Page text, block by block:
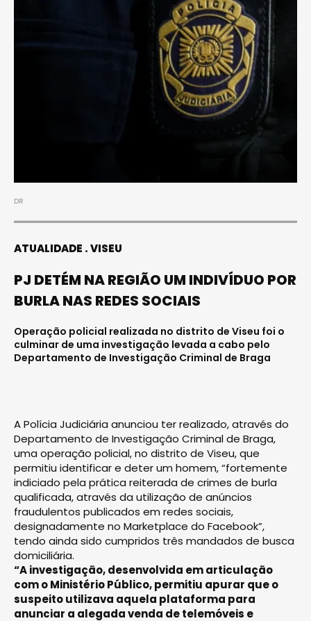
DR
ATUALIDADE VISEU
PJ DETÉM NA REGIÃO UM INDIVÍDUO POR
BURLA NAS REDES SOCIAIS
Operação policial realizada no distrito de Viseu foi o
culminar de uma investigação levada a cabo pelo
Departamento de Investigação Criminal de Braga
A Polícia Judiciária anunciou ter realizado, através do
Departamento de Investigação Criminal de Braga,
uma operação policial, no distrito de Viseu, que
permitiu identificar e deter um homem, “fortemente
indiciado pela prática reiterada de crimes de burla
qualificada, através da utilização de anúncios
fraudulentos publicados em redes sociais,
designadamente no Marketplace do Facebook”,
tendo ainda sido cumpridos três mandados de busca
domiciliária.
“A investigação, desenvolvida em articulação
com o Ministério Público, permitiu apurar que o
suspeito utilizava aquela plataforma para
anunciar a alegada venda de telemóveis e